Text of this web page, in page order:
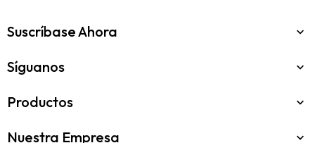
Suscríbase Ahora 
Síguanos 
Productos 
Nuestra Empresa 